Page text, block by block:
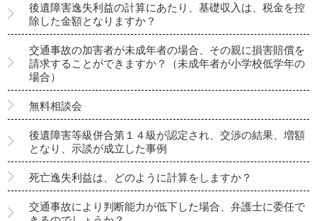
後遺障害逸失利益の計算にあたり、基礎収入は、税金を控
除した金額となりますか？
交通事故の加害者が未成年者の場合、その親に損害賠償を
請求することができますか？（未成年者が小学校低学年の
場合）
無料相談会
後遺障害等級併合第１４級が認定され、交渉の結果、増額
となり、示談が成立した事例
死亡逸失利益は、どのように計算をしますか？
交通事故により判断能力が低下した場合、弁護士に委任で